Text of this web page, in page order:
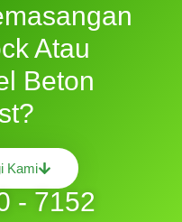
Atau
Beton
Kami
- 7152